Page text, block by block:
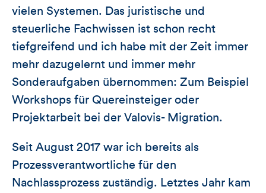
vielen Systemen. Das juristische und
steuerliche Fachwissen ist schon recht
tiefgreifend und ich habe mit der Zeit immer
mehr dazugelernt und immer mehr
Sonderaufgaben übernommen: Zum Beispiel
Workshops für Quereinsteiger oder
Projektarbeit bei der Valovis- Migration.
Seit August 2017 war ich bereits als
Prozessverantwortliche für den
Nachlassprozess zuständig. Letztes Jahr kam